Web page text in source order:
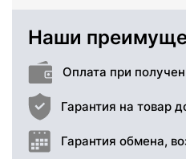
Наши
Оплата при
Гарантия на товар
Гарантия обмена,